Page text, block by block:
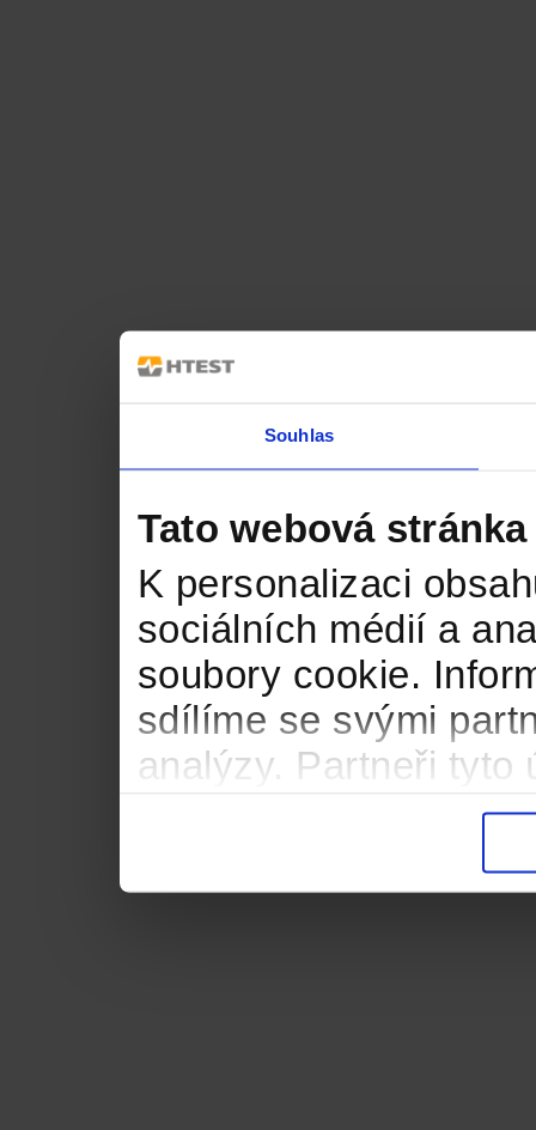
Souhlas
Tato webová
K personalizaci
sociálních médií a
soubory cookie.
sdílíme se svými
analýzy. Partneři tyto
informacemi, které